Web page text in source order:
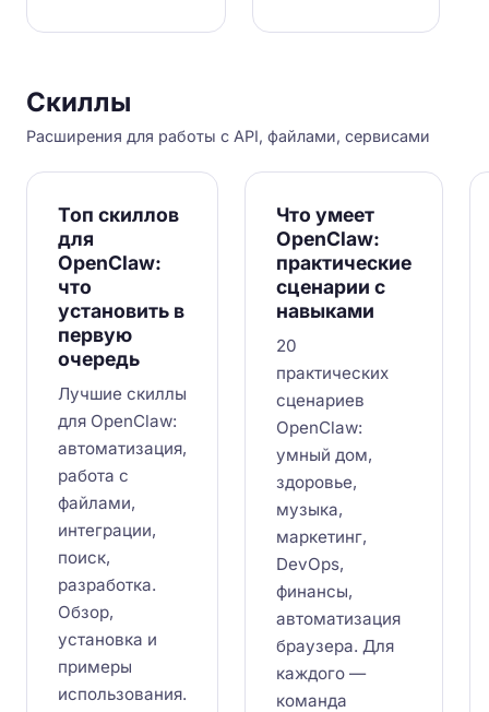
Скиллы
Расширения для работы с API, файлами, сервисами
Топ скиллов
для
OpenClaw:
что
установить в
первую
очередь
Лучшие скиллы
для OpenClaw:
автоматизация,
работа с
файлами,
интеграции,
поиск,
разработка.
Обзор,
установка и
примеры
использования.
Что умеет
OpenClaw:
практические
сценарии с
навыками
20
практических
сценариев
OpenClaw:
умный дом,
здоровье,
музыка,
маркетинг,
DevOps,
финансы,
автоматизация
браузера. Для
каждого —
команда